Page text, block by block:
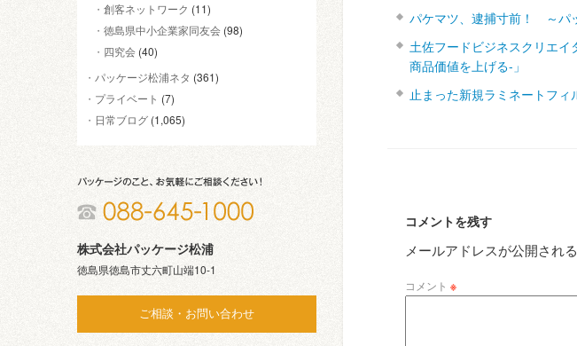
創客ネットワーク (11)
徳島県中小企業家同友会 (98)
四究会 (40)
パッケージ松浦ネタ (361)
プライベート (7)
日常ブログ (1,065)
株式会社パッケージ松浦
徳島県徳島市丈六町山端10-1
ご相談・お問い合わせ
パケマツ、逮捕寸前！ ～パ
土佐フードビジネスクリエイ
商品価値を上げる‐」
止まった新規ラミネートフィ
コメントを残す
メールアドレスが公開され
コメント ※